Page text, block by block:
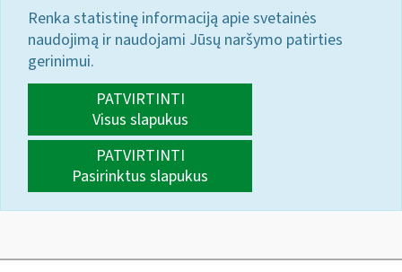
Renka statistinę informaciją apie svetainės
naudojimą ir naudojami Jūsų naršymo patirties
gerinimui.
PATVIRTINTI
Visus slapukus
PATVIRTINTI
Pasirinktus slapukus